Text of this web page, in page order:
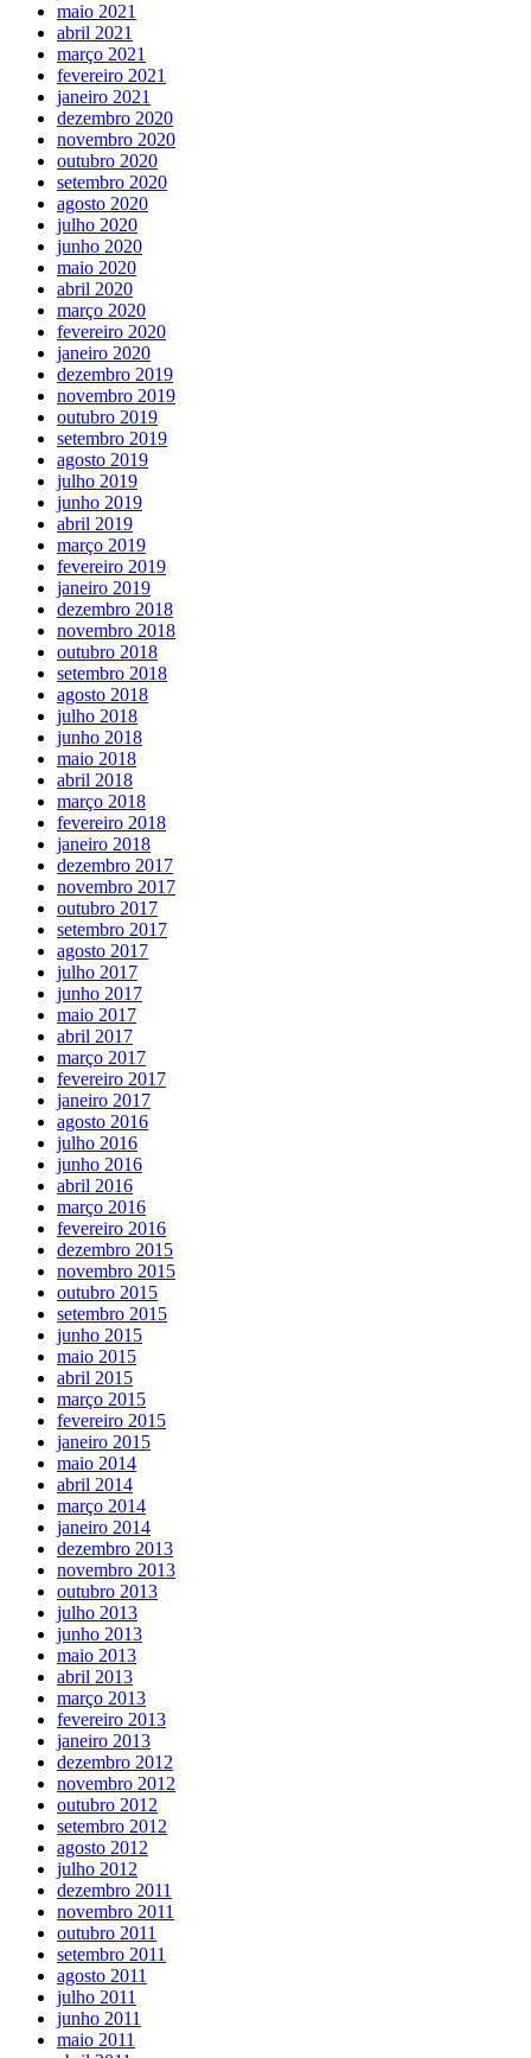
maio 2021
abril 2021
março 2021
fevereiro 2021
janeiro 2021
dezembro 2020
novembro 2020
outubro 2020
setembro 2020
agosto 2020
julho 2020
junho 2020
maio 2020
abril 2020
março 2020
fevereiro 2020
janeiro 2020
dezembro 2019
novembro 2019
outubro 2019
setembro 2019
agosto 2019
julho 2019
junho 2019
abril 2019
março 2019
fevereiro 2019
janeiro 2019
dezembro 2018
novembro 2018
outubro 2018
setembro 2018
agosto 2018
julho 2018
junho 2018
maio 2018
abril 2018
março 2018
fevereiro 2018
janeiro 2018
dezembro 2017
novembro 2017
outubro 2017
setembro 2017
agosto 2017
julho 2017
junho 2017
maio 2017
abril 2017
março 2017
fevereiro 2017
janeiro 2017
agosto 2016
julho 2016
junho 2016
abril 2016
março 2016
fevereiro 2016
dezembro 2015
novembro 2015
outubro 2015
setembro 2015
junho 2015
maio 2015
abril 2015
março 2015
fevereiro 2015
janeiro 2015
maio 2014
abril 2014
março 2014
janeiro 2014
dezembro 2013
novembro 2013
outubro 2013
julho 2013
junho 2013
maio 2013
abril 2013
março 2013
fevereiro 2013
janeiro 2013
dezembro 2012
novembro 2012
outubro 2012
setembro 2012
agosto 2012
julho 2012
dezembro 2011
novembro 2011
outubro 2011
setembro 2011
agosto 2011
julho 2011
junho 2011
maio 2011